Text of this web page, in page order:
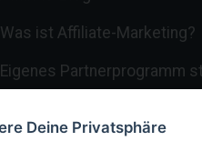
Was ist Affiliate-Marketing?
Eigenes Partnerprogramm
Deine Privatsphäre